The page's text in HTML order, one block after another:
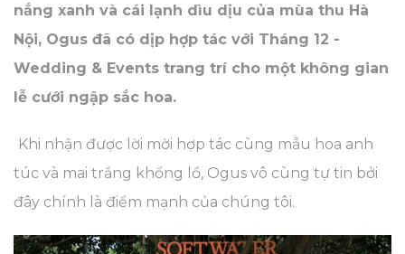
nắng xanh và cái lạnh dìu dịu của mùa thu Hà
Nội, Ogus đã có dịp hợp tác với Tháng 12 -
Wedding & Events trang trí cho một không gian
lễ cưới ngập sắc hoa.
Khi nhận được lời mời hợp tác cùng mẫu hoa anh
túc và mai trắng khổng lồ, Ogus vô cùng tự tin bởi
đây chính là điểm mạnh của chúng tôi.